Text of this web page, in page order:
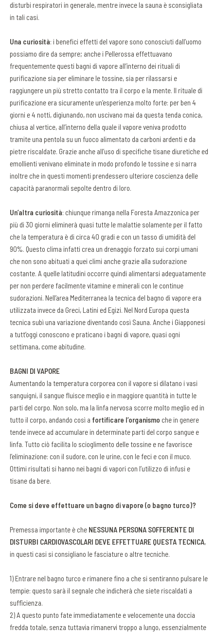
disturbi respiratori in generale, mentre invece la sauna è sconsigliata
in tali casi.
Una curiosità: i benefici effetti del vapore sono conosciuti dall’uomo
possiamo dire da sempre; anche i Pellerossa effettuavano
frequentemente questi bagni di vapore all’interno dei rituali di
purificazione sia per eliminare le tossine, sia per rilassarsi e
raggiungere un più stretto contatto tra il corpo e la mente. Il rituale di
purificazione era sicuramente un’esperienza molto forte: per ben 4
giorni e 4 notti, digiunando, non uscivano mai da questa tenda conica,
chiusa al vertice, all’interno della quale il vapore veniva prodotto
tramite una pentola su un fuoco alimentato da carboni ardenti e da
pietre riscaldate. Grazie anche all’uso di specifiche tisane diuretiche ed
emollienti venivano eliminate in modo profondo le tossine e si narra
inoltre che in questi momenti prendessero ulteriore coscienza delle
capacità paranormali sepolte dentro di loro.
Un’altra curiosità: chiunque rimanga nella Foresta Amazzonica per
più di 30 giorni eliminerà quasi tutte le malattie solamente per il fatto
che la temperatura è di circa 40 gradi e con un tasso di umidità del
90%. Questo clima infatti crea un drenaggio forzato sui corpi umani
che non sono abituati a quei climi anche grazie alla sudorazione
costante. A quelle latitudini occorre quindi alimentarsi adeguatamente
per non perdere facilmente vitamine e minerali con le continue
sudorazioni. Nell’area Mediterranea la tecnica del bagno di vapore era
utilizzata invece da Greci, Latini ed Egizi. Nel Nord Europa questa
tecnica subì una variazione diventando così Sauna. Anche i Giapponesi
a tutt’oggi conoscono e praticano i bagni di vapore, quasi ogni
settimana, come abitudine.
BAGNI DI VAPORE
Aumentando la temperatura corporea con il vapore si dilatano i vasi
sanguigni, il sangue fluisce meglio e in maggiore quantità in tutte le
parti del corpo. Non solo, ma la linfa nervosa scorre molto meglio ed in
tutto il corpo, andando così a fortificare l’organismo che in genere
tende invece ad accumulare in determinate parti del corpo sangue e
linfa. Tutto ciò facilita lo scioglimento delle tossine e ne favorisce
l’eliminazione: con il sudore, con le urine, con le feci e con il muco.
Ottimi risultati si hanno nei bagni di vapori con l’utilizzo di infusi e
tisane da bere.
Come si deve effettuare un bagno di vapore (o bagno turco)?
Premessa importante è che NESSUNA PERSONA SOFFERENTE DI
DISTURBI CARDIOVASCOLARI DEVE EFFETTUARE QUESTA TECNICA,
in questi casi si consigliano le fasciature o altre tecniche.
1) Entrare nel bagno turco e rimanere fino a che si sentiranno pulsare le
tempie: questo sarà il segnale che indicherà che siete riscaldati a
sufficienza.
2) A questo punto fate immediatamente e velocemente una doccia
fredda totale, senza tuttavia rimanervi troppo a lungo, essenzialmente